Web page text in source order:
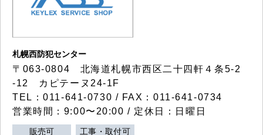
札幌西防犯センター
〒063-0804 北海道札幌市西区二十四軒４条5-2
-12 カピテーヌ24-1F
TEL：011-641-0730 / FAX：011-641-0734
営業時間：9:00〜20:00 / 定休日：日曜日
販売可 工事・取付可